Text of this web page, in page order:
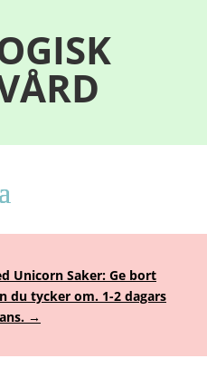
Unicorn Saker: Ge bort
du tycker om. 1-2 dagars
→